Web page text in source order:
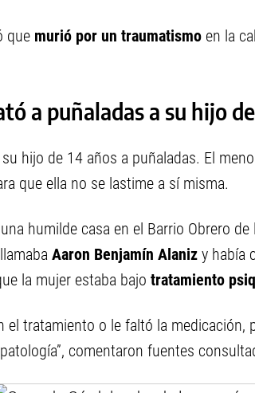
que murió por un traumatismo en la
a puñaladas a su hijo
hijo de 14 años a puñaladas. El
que ella no se lastime a sí misma.
humilde casa en el Barrio Obrero
Aaron Benjamín Alaniz y había
la mujer estaba bajo tratamiento
el tratamiento o le faltó la medicación,
comentaron fuentes